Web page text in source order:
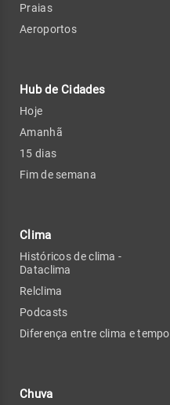
Praias
Aeroportos
Hub de Cidades
Hoje
Amanhã
15 dias
Fim de semana
Clima
Históricos de clima -
Dataclima
Relclima
Podcasts
Diferença entre clima e tempo
Chuva